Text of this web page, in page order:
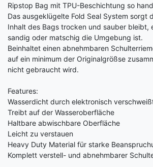
Ripstop Bag mit TPU-Beschichtung so
Das ausgeklügelte Fold Seal System sorgt
Inhalt des Bags trocken und sauber bleibt,
sandig oder matschig die Umgebung ist.
Beinhaltet einen abnehmbaren
auf ein minimum der Originalgrößse
nicht gebraucht wird.
Features:
Wasserdicht durch elektronisch
Treibt auf der Wasseroberfläche
Haltbare abwischbare Oberfläche
Leicht zu verstauen
Heavy Duty Material für starke
Komplett verstell- und abnehmbarer